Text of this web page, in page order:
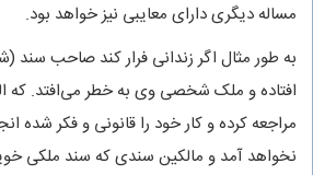
مساله دیگری دارای معایبی نیز خواهد بود.
به طور مثال اگر زندانی فرار کند صاحب
افتاده و ملک شخصی وی به خطر می‌افتد. که
مراجعه کرده و کار خود را قانونی و فکر شده
نخواهد آمد و مالکین سندی که سند ملکی